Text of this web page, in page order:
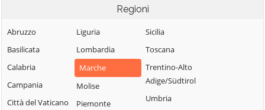
Cupramontana
Fabriano
Osimo
Staffolo
Regioni
Abruzzo
Basilicata
Calabria
Campania
Città del Vaticano
Liguria
Lombardia
Marche
Molise
Piemonte
Sicilia
Toscana
Trentino-Alto
Adige/Südtirol
Umbria